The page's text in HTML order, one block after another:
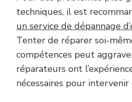
techniques, il est
un service de dépannage
Tenter de réparer soi-
compétences peut
réparateurs ont
nécessaires pour